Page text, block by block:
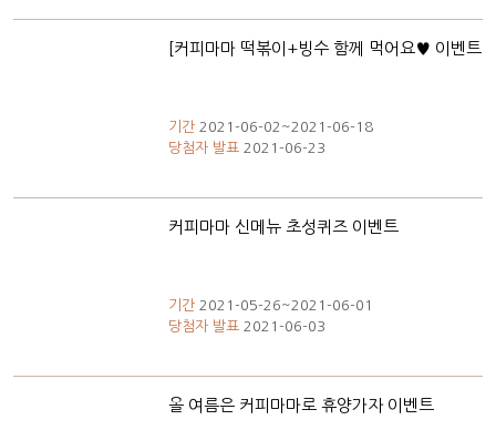
[커피마마 떡볶이+빙수 함께 먹어요♥️ 이벤트
기간 2021-06-02~2021-06-18
당첨자 발표 2021-06-23
커피마마 신메뉴 초성퀴즈 이벤트
기간 2021-05-26~2021-06-01
당첨자 발표 2021-06-03
올 여름은 커피마마로 휴양가자 이벤트